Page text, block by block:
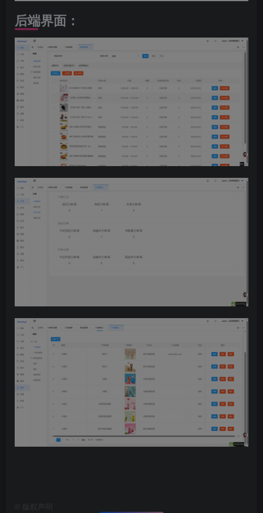
后端界面：
版权声明